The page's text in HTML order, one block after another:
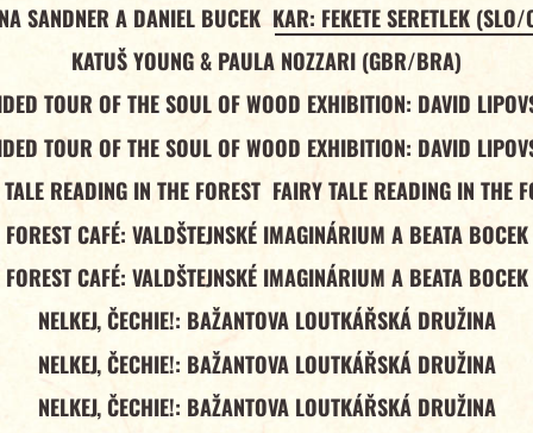
SANDNER A DANIEL BUCEK KAR: FEKETE SERETLEK (SLO/
KATUŠ YOUNG & PAULA NOZZARI (GBR/BRA)
TOUR OF THE SOUL OF WOOD EXHIBITION: DAVID
TOUR OF THE SOUL OF WOOD EXHIBITION: DAVID
READING IN THE FOREST FAIRY TALE READING IN THE
FOREST CAFÉ: VALDŠTEJNSKÉ IMAGINÁRIUM A BEATA BOCEK
FOREST CAFÉ: VALDŠTEJNSKÉ IMAGINÁRIUM A BEATA BOCEK
NELKEJ, ČECHIE!: BAŽANTOVA LOUTKÁŘSKÁ DRUŽINA
NELKEJ, ČECHIE!: BAŽANTOVA LOUTKÁŘSKÁ DRUŽINA
NELKEJ, ČECHIE!: BAŽANTOVA LOUTKÁŘSKÁ DRUŽINA